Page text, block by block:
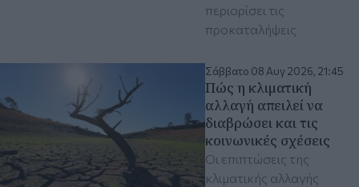
περιορίσει τις
προκαταλήψεις
Σάββατο 08 Αυγ 2026, 21:45
Πώς η κλιματική
αλλαγή απειλεί να
διαβρώσει και τις
κοινωνικές σχέσεις
Οι επιπτώσεις της
κλιματικής αλλαγής